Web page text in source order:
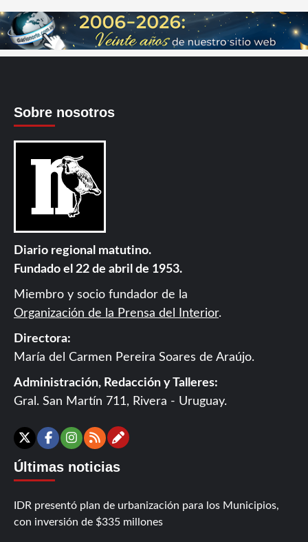
Sobre nosotros
Diario regional matutino.
Fundado el 22 de abril de 1953.
Miembro y socio fundador de la
Organización de la Prensa del Interior.
Directora:
María del Carmen Pereira Soares de Araújo.
Administración, Redacción y Talleres:
Gral. San Martín 711, Rivera - Uruguay.
X Facebook
Instagram
RSSContáctanos
Últimas noticias
IDR presentó plan de urbanización para los Municipios,
con inversión de $335 millones